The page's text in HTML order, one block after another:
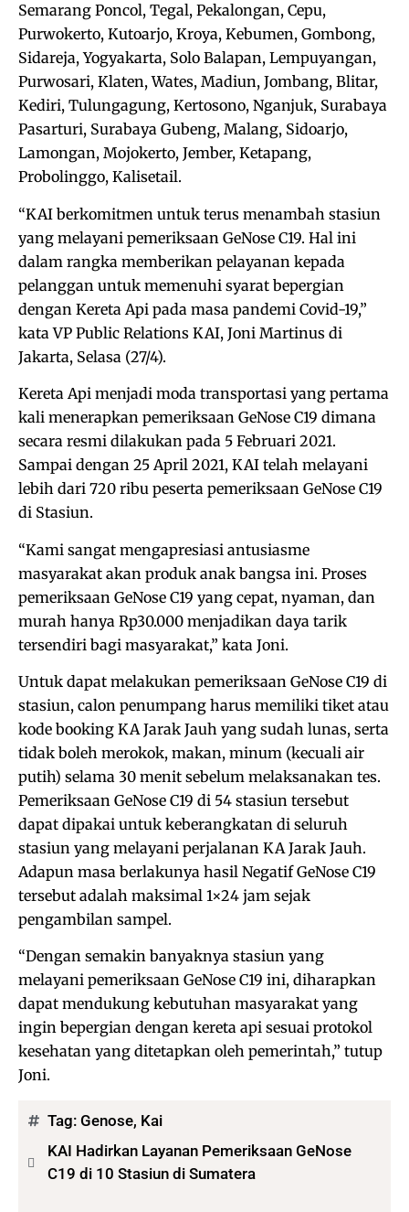
Semarang Poncol, Tegal, Pekalongan, Cepu,
Purwokerto, Kutoarjo, Kroya, Kebumen, Gombong,
Sidareja, Yogyakarta, Solo Balapan, Lempuyangan,
Purwosari, Klaten, Wates, Madiun, Jombang, Blitar,
Kediri, Tulungagung, Kertosono, Nganjuk, Surabaya
Pasarturi, Surabaya Gubeng, Malang, Sidoarjo,
Lamongan, Mojokerto, Jember, Ketapang,
Probolinggo, Kalisetail.
“KAI berkomitmen untuk terus menambah stasiun
yang melayani pemeriksaan GeNose C19. Hal ini
dalam rangka memberikan pelayanan kepada
pelanggan untuk memenuhi syarat bepergian
dengan Kereta Api pada masa pandemi Covid-19,”
kata VP Public Relations KAI, Joni Martinus di
Jakarta, Selasa (27/4).
Kereta Api menjadi moda transportasi yang pertama
kali menerapkan pemeriksaan GeNose C19 dimana
secara resmi dilakukan pada 5 Februari 2021.
Sampai dengan 25 April 2021, KAI telah melayani
lebih dari 720 ribu peserta pemeriksaan GeNose C19
di Stasiun.
“Kami sangat mengapresiasi antusiasme
masyarakat akan produk anak bangsa ini. Proses
pemeriksaan GeNose C19 yang cepat, nyaman, dan
murah hanya Rp30.000 menjadikan daya tarik
tersendiri bagi masyarakat,” kata Joni.
Untuk dapat melakukan pemeriksaan GeNose C19 di
stasiun, calon penumpang harus memiliki tiket atau
kode booking KA Jarak Jauh yang sudah lunas, serta
tidak boleh merokok, makan, minum (kecuali air
putih) selama 30 menit sebelum melaksanakan tes.
Pemeriksaan GeNose C19 di 54 stasiun tersebut
dapat dipakai untuk keberangkatan di seluruh
stasiun yang melayani perjalanan KA Jarak Jauh.
Adapun masa berlakunya hasil Negatif GeNose C19
tersebut adalah maksimal 1×24 jam sejak
pengambilan sampel.
“Dengan semakin banyaknya stasiun yang
melayani pemeriksaan GeNose C19 ini, diharapkan
dapat mendukung kebutuhan masyarakat yang
ingin bepergian dengan kereta api sesuai protokol
kesehatan yang ditetapkan oleh pemerintah,” tutup
Joni.
Tag: Genose, Kai
KAI Hadirkan Layanan Pemeriksaan GeNose
C19 di 10 Stasiun di Sumatera